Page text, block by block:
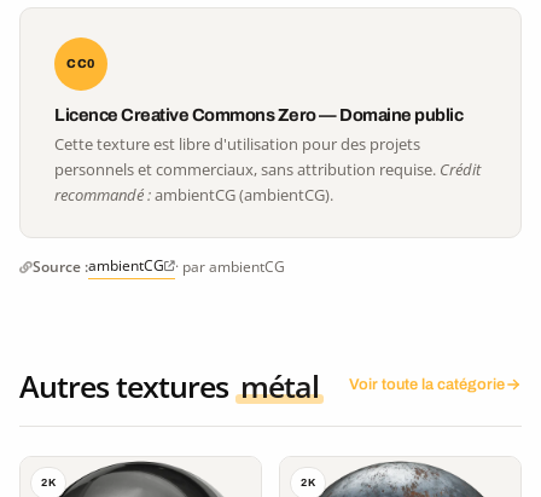
CC0
Licence Creative Commons Zero — Domaine public
Cette texture est libre d'utilisation pour des projets
personnels et commerciaux, sans attribution requise. Crédit
recommandé :ambientCG (ambientCG).
Source :ambientCG · par ambientCG
Autres textures métal Voir toute la catégorie
2K 2K